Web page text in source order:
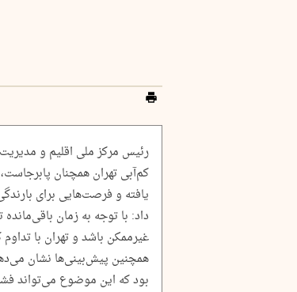
رئیس مرکز ملی اقلیم و
کم‌آبی تهران همچنان
یافته و فرصت‌هایی برای
داد: با توجه به زمان
غیرممکن باشد و تهران با
همچنین پیش‌بینی‌ها نشان
بود که این موضوع می‌تواند